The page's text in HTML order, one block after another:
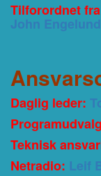
Tilforordnet
John Engelund
Daglig leder:
Teknisk
Netradio: Leif